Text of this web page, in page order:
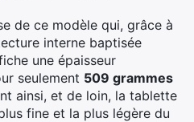
de ce modèle qui, grâce à
interne baptisée
une épaisseur
seulement 509 grammes
ainsi, et de loin, la tablette
fine et la plus légère du